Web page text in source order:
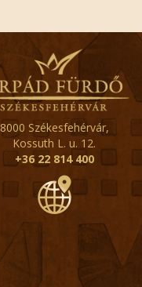
8000 Székesfehérvár,
Kossuth L. u. 12.
+36 22 814 400